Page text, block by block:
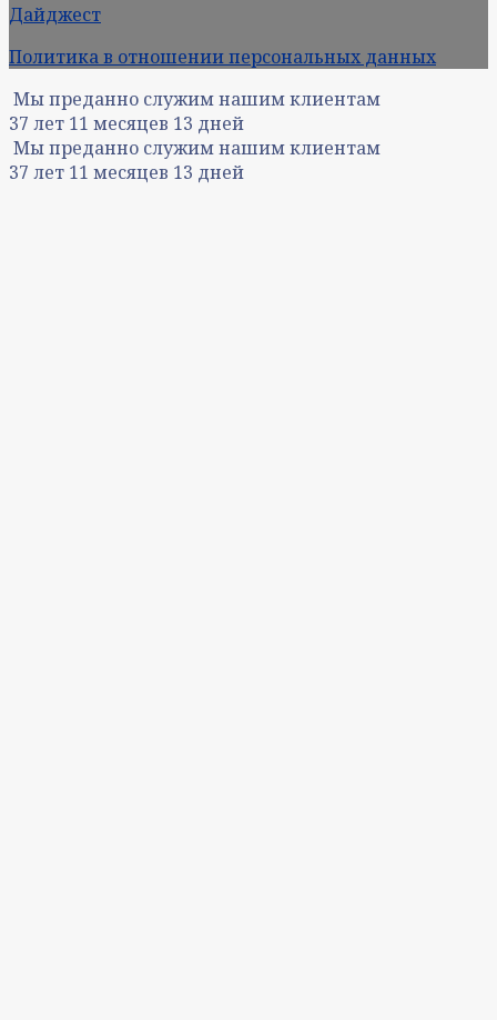
Дайджест
Политика в отношении персональных данных
Мы преданно служим нашим клиентам
37 лет 11 месяцев 13 дней
Мы преданно служим нашим клиентам
37 лет 11 месяцев 13 дней